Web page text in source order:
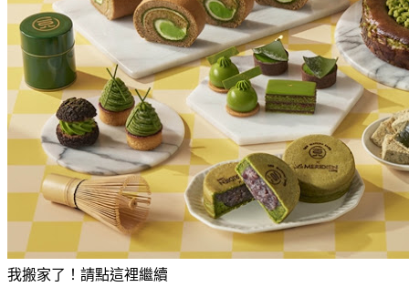
我搬家了！請點這裡繼續